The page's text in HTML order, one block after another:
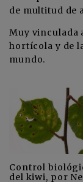
de multitud de
Muy vinculada
hortícola y de
mundo.
Control
del kiwi, por